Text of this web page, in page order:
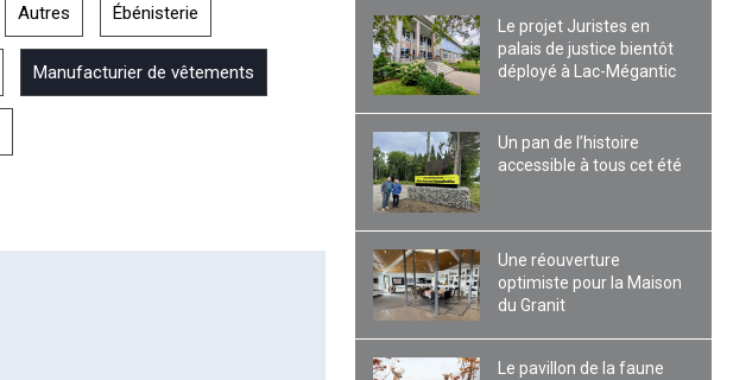
Autres Ébénisterie
Manufacturier de vêtements
Le projet Juristes en
palais de justice bientôt
déployé à Lac-Mégantic
Un pan de l’histoire
accessible à tous cet été
Une réouverture
optimiste pour la Maison
du Granit
Le pavillon de la faune